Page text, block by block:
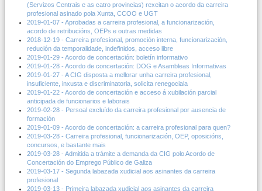
(Servizos Centrais e as catro provincias) rexeitan o acordo da carreira
profesional asinado pola Xunta, CCOO e UGT
2019-01-07 - Aprobadas a carreira profesional, a funcionarización,
acordo de retribucións, OEPs e outras medidas
2018-12-19 - Carreira profesional, promoción interna, funcionarización,
redución da temporalidade, indefinidos, acceso libre
2019-01-29 - Acordo de concertación: boletín informativo
2019-01-28 - Acordo de concertación: DOG e Asambleas Informativas
2019-01-27 - A CIG disposta a mellorar unha carreira profesional,
insuficiente, inxusta e discriminatoria, solicita renegociala
2019-01-22 - Acordo de concertación e acceso á xubilación parcial
anticipada de funcionarios e laborais
2019-02-28 - Persoal excluído da carreira profesional por ausencia de
formación
2019-01-09 - Acordo de concertación: a carreira profesional para quen?
2019-03-28 - Carreira profesional, funcionarización, OEP, oposicións,
concursos, e bastante mais
2019-03-28 - Admitida a trámite a demanda da CIG polo Acordo de
Concertación do Emprego Público de Galiza
2019-03-17 - Segunda labazada xudicial aos asinantes da carreira
profesional
2019-03-13 - Primeira labazada xudicial aos asinantes da carreira